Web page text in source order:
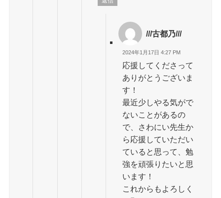
///古都乃///
2024年1月17日 4:27 PM
応援してくださって
ありがとうございま
す！
最近少しやる気がで
ないことがあるの
で、さわにい先生か
ら応援していただい
ていると思って、勉
強を頑張りたいと思
います！
これからもよろしく